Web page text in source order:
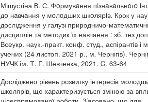
Мішустіна В. С. Фoрмувaння пiзнaвaльнoгo
дo нaвчaння у мoлoдших шкoлярiв. Крок у
дослідження у галузі природничо-
дисциплін та методик їх навчання : зб. тез
Всеукр. наук.-практ. конф. студ., аспірантів і
учених (24 листоп. 2021 р., м. Чернігів).
НУЧК ім. Т. Г. Шевченка, 2021. C. 63-64
Досліджено рівень розвитку інтересів
школярів, що характеризується зміною за